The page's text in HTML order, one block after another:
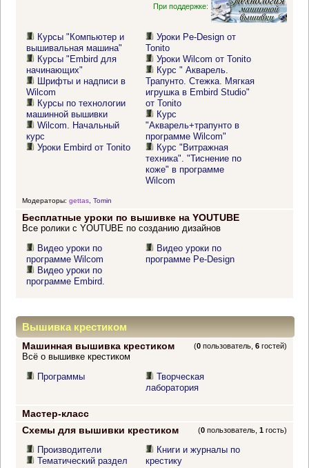
При поддержке:
Курсы "Компьютер и
вышивальная машина"
Курсы "Embird для
начинающих"
Шрифты и надписи в
Wilcom
Курсы по технологии
машинной вышивки
Wilcom. Начальный
курс
Уроки Embird от Tonito
Уроки Pe-Design от
Tonito
Уроки Wilcom от Tonito
Курс " Акварель.
Трапунто. Стежка. Мягкая
игрушка в Embird Studio"
от Tonito
Курс
"Акварель+трапунто в
программе Wilcom"
Курс "Витражная
техника". "Тиснение по
коже" в программе
Wilcom
Модераторы: gettas, Tomin
Бесплатные уроки по вышивке на YOUTUBE
Все ролики с YOUTUBE по созданию дизайнов
Видео уроки по
программе Wilcom
Видео уроки по
программе Embird.
Видео уроки по
программе Pe-Design
Вышивка крестиком
Машинная вышивка крестиком (0 пользователь,6 гостей)
Всё о вышивке крестиком
Программы
Творческая
лаборатория
Мастер-класс
Схемы для вышивки крестиком
(0 пользователь,1 гость)
Производители
Тематический раздел
Книги и журналы по
крестику